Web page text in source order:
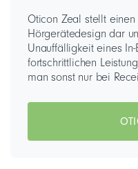
Oticon Zeal stellt einen
Hörgerätedesign dar
Unauffälligkeit eines
fortschrittlichen
man sonst nur bei